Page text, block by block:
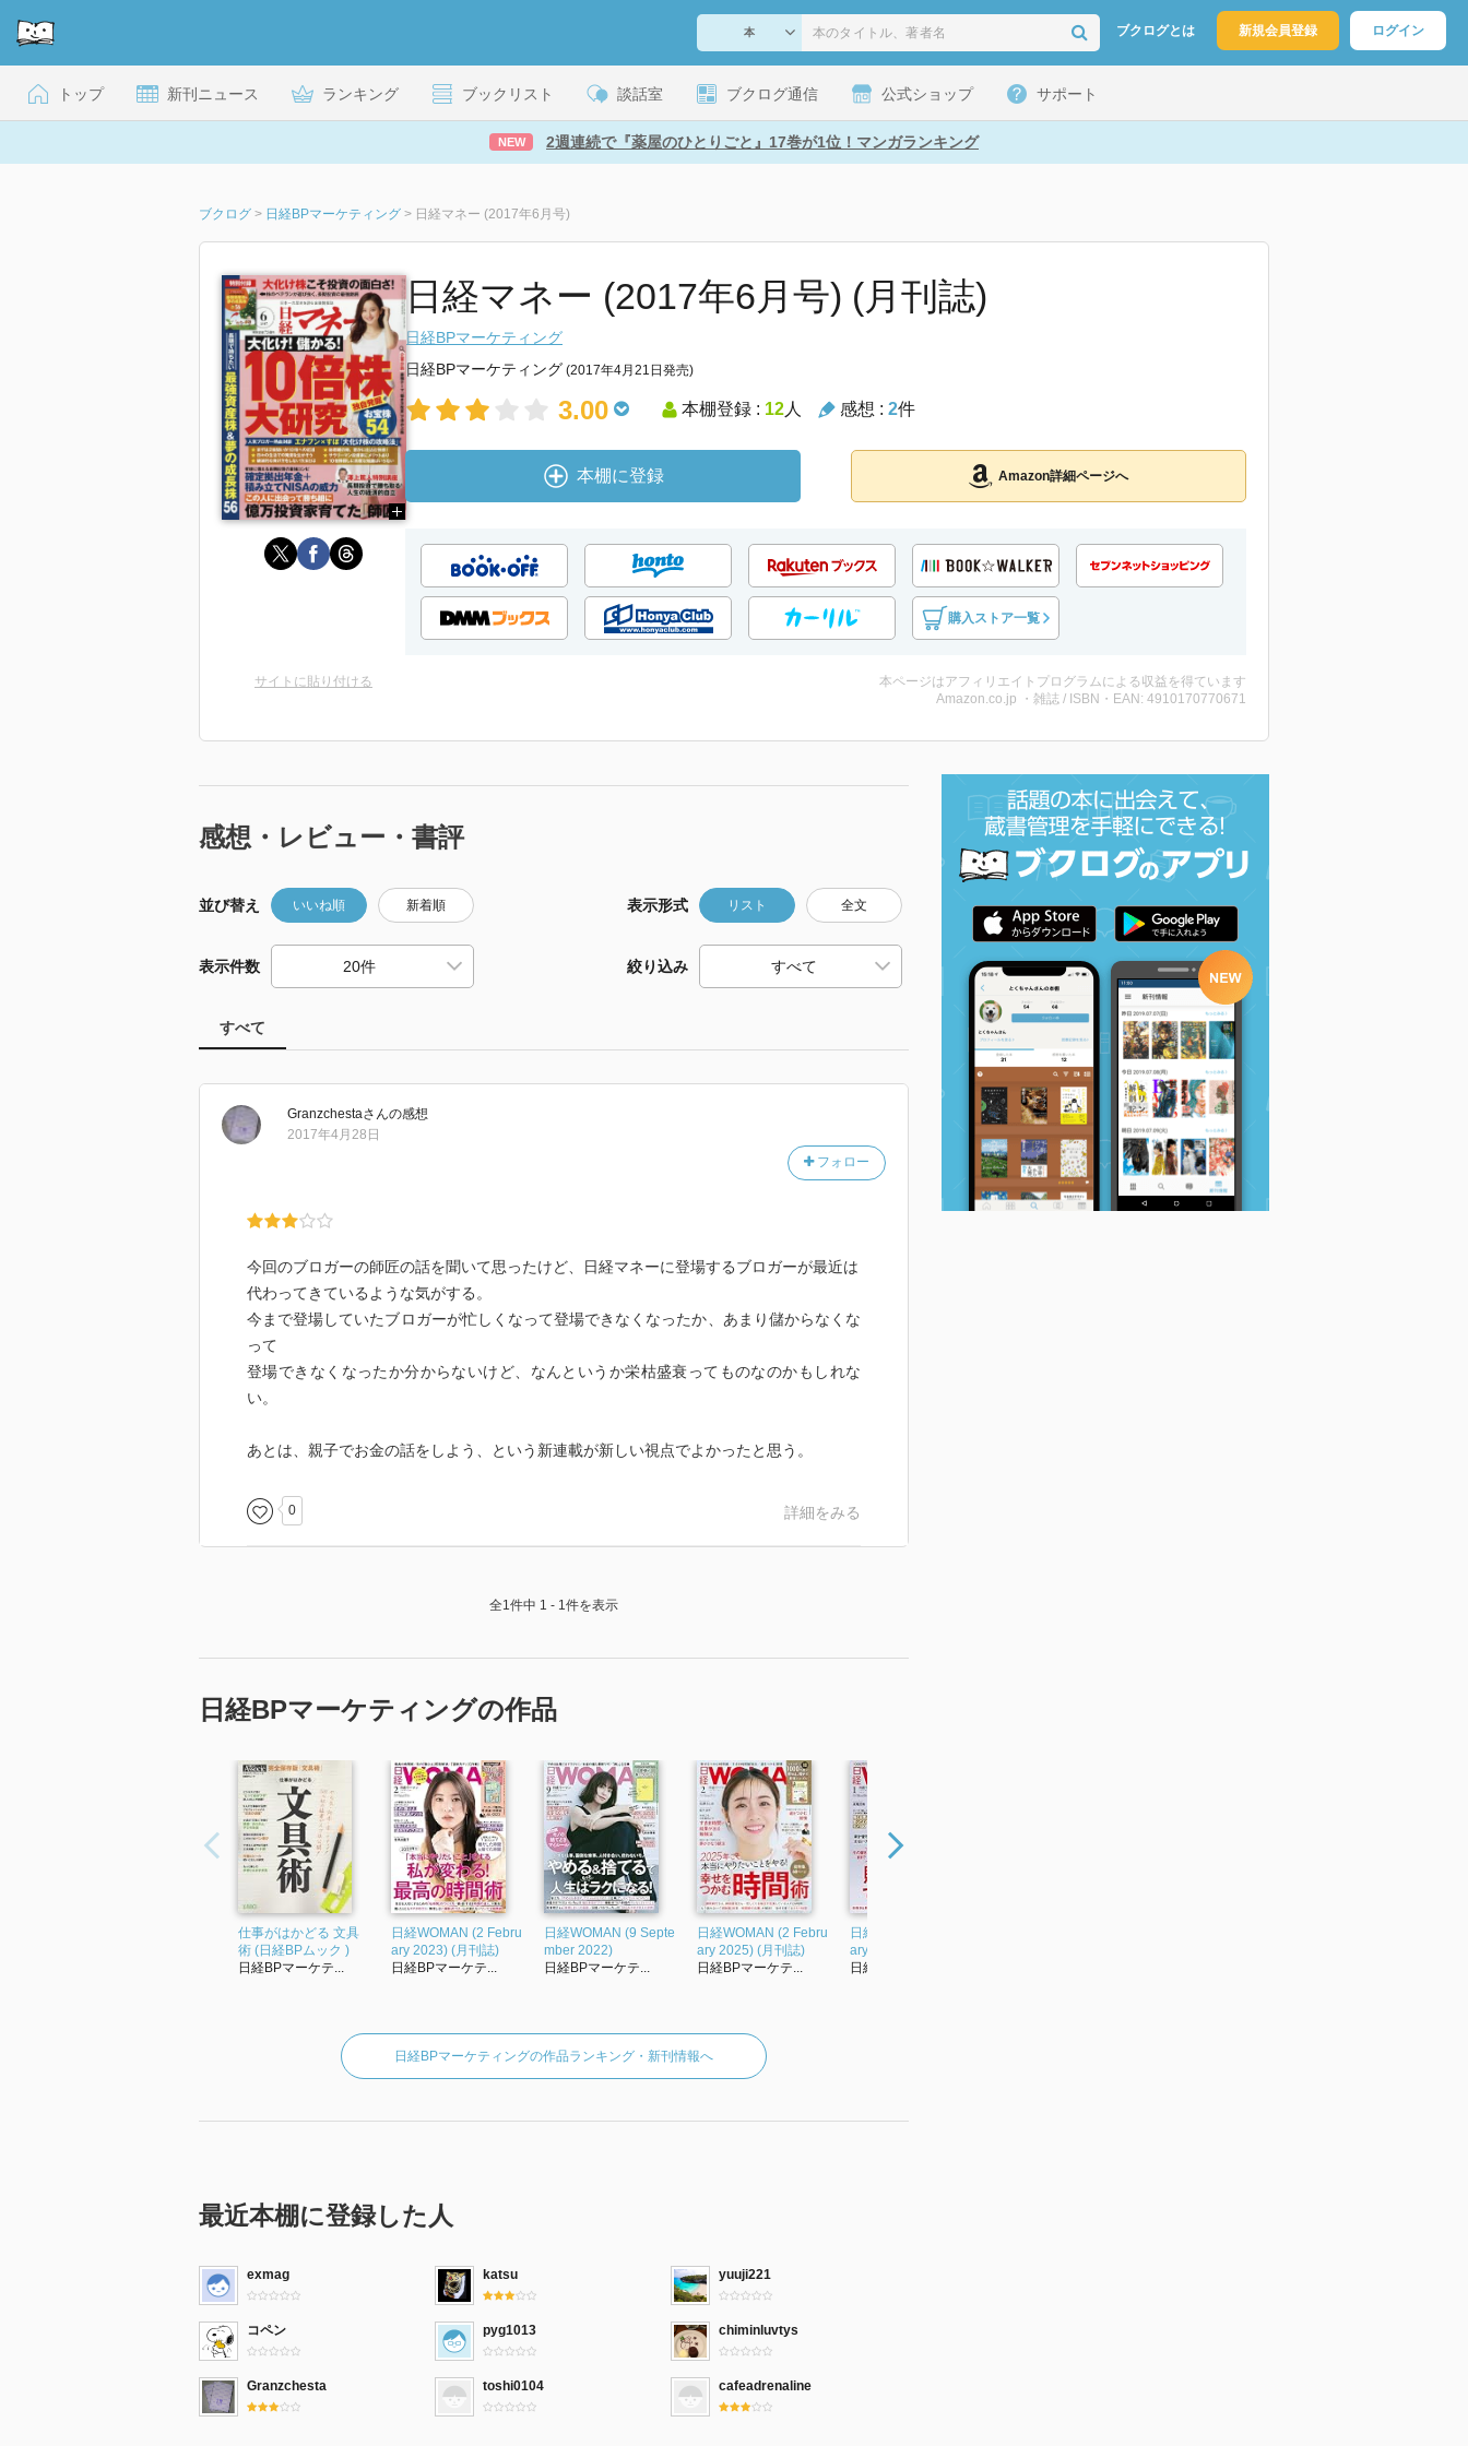
ブクログとは 新規会員登録 ログイン
トップ 新刊ニュース ランキング ブックリスト 談話室 ブクログ通信 公式ショップ サポート
NEW 2週連続で『薬屋のひとりごと』17巻が1位！マンガランキング
ブクログ > 日経BPマーケティング > 日経マネー (2017年6月号)
日経マネー (2017年6月号) (月刊誌)
日経BPマーケティング
日経BPマーケティング (2017年4月21日発売)
3.00 本棚登録 : 12人 感想 : 2件
本棚に登録 Amazon詳細ページへ
購入ストア一覧
サイトに貼り付ける
本ページはアフィリエイトプログラムによる収益を得ています
Amazon.co.jp ・雑誌 / ISBN・EAN: 4910170770671
感想・レビュー・書評
並び替え いいね順 新着順 表示形式 リスト 全文
表示件数 絞り込み
すべて
Granzchestaさんの感想
フォロー
2017年4月28日
今回のブロガーの師匠の話を聞いて思ったけど、日経マネーに登場するブロガーが最近は
代わってきているような気がする。
今まで登場していたブロガーが忙しくなって登場できなくなったか、あまり儲からなくな
って
登場できなくなったか分からないけど、なんというか栄枯盛衰ってものなのかもしれな
い。
あとは、親子でお金の話をしよう、という新連載が新しい視点でよかったと思う。
0 詳細をみる
全1件中 1 - 1件を表示
日経BPマーケティングの作品
仕事がはかどる 文具
術 (日経BPムック )
日経BPマーケテ...
日経WOMAN (2 Febru
ary 2023) (月刊誌)
日経BPマーケテ...
日経WOMAN (9 Septe
mber 2022)
日経BPマーケテ...
日経WOMAN (2 Febru
ary 2025) (月刊誌)
日経BPマーケテ...
日経WOMAN (1 Janu
ary 2023) (月刊誌)
日経BPマーケテ...
日経BPマーケティングの作品ランキング・新刊情報へ
最近本棚に登録した人
exmag katsu yuuji221
コペン pyg1013 chiminluvtys
Granzchesta toshi0104 cafeadrenaline